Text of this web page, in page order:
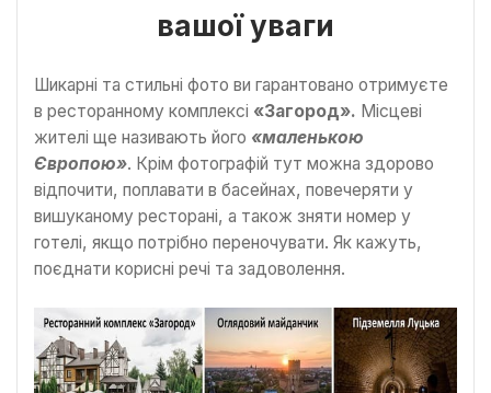
вашої уваги
Шикарні та стильні фото ви гарантовано отримуєте
в ресторанному комплексі «Загород». Місцеві
жителі ще називають його «маленькою
Європою». Крім фотографій тут можна здорово
відпочити, поплавати в басейнах, повечеряти у
вишуканому ресторані, а також зняти номер у
готелі, якщо потрібно переночувати. Як кажуть,
поєднати корисні речі та задоволення.